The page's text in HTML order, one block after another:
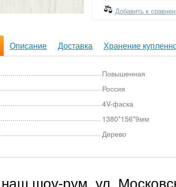
Добавить к
Описание Доставка Хранение
Повышенная
Россия
4V-фаска
1380*156*9мм
Дерево
шоу-рум, ул.